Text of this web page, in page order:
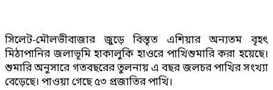
সিলেট-মৌলভীবাজার জুড়ে বিস্তৃত এশিয়ার অন্যতম বৃহৎ
মিঠাপানির জলাভূমি হাকালুকি হাওরে পাখিশুমারি করা হয়েছে।
শুমারি অনুসারে গতবছরের তুলনায় এ বছর জলচর পাখির সংখ্যা
বেড়েছে। পাওয়া গেছে ৫৩ প্রজাতির পাখি।